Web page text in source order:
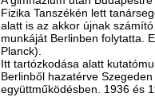
Fizika Tanszékén lett
alatt is az akkor újnak
munkáját Berlinben folytatta.
Planck).
Itt tartózkodása alatt
Berlinből hazatérve
együttműködésben. 1936 és